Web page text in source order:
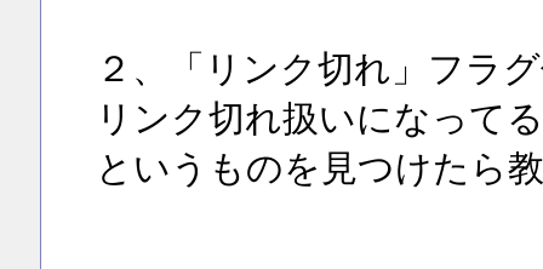
２、「リンク切れ」フラ
リンク切れ扱いになって
というものを見つけたら